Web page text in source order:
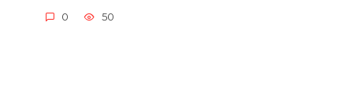
0 50